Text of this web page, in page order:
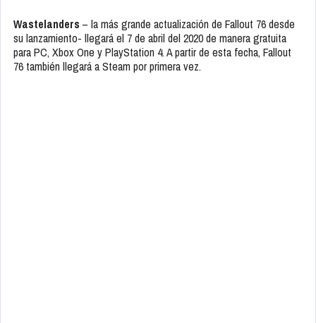
Wastelanders – la más grande actualización de Fallout 76 desde
su lanzamiento- llegará el 7 de abril del 2020 de manera gratuita
para PC, Xbox One y PlayStation 4. A partir de esta fecha, Fallout
76 también llegará a Steam por primera vez.